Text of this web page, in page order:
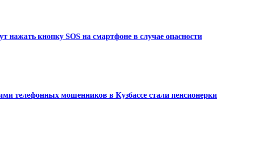
нажать кнопку SOS на смартфоне в случае опасности
телефонных мошенников в Кузбассе стали пенсионерки